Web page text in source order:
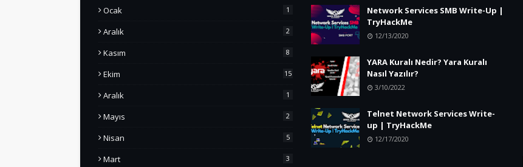
Ocak 1
Aralık 2
Kasım 8
Ekim 15
Aralık 1
Mayıs 2
Nisan 5
Mart 3
Network Services SMB Write-Up |
TryHackMe
12/13/2020
YARA Kuralı Nedir? Yara Kuralı
Nasıl Yazılır?
3/10/2022
Telnet Network Services Write-
up | TryHackMe
12/17/2020